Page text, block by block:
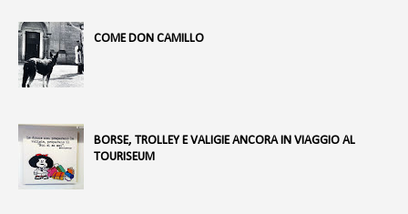
COME DON CAMILLO
BORSE, TROLLEY E VALIGIE ANCORA IN VIAGGIO AL
TOURISEUM